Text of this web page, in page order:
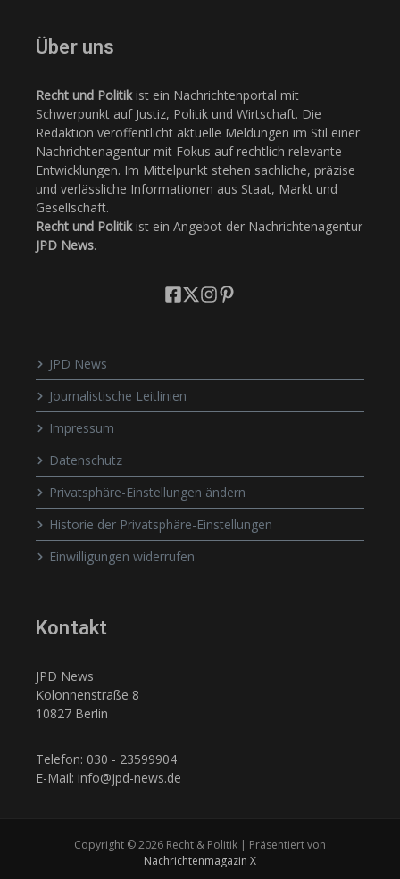
Über uns
Recht und Politikist ein Nachrichtenportal mit
Schwerpunkt auf Justiz, Politik und Wirtschaft. Die
Redaktion veröffentlicht aktuelle Meldungen im Stil einer
Nachrichtenagentur mit Fokus auf rechtlich relevante
Entwicklungen. Im Mittelpunkt stehen sachliche, präzise
und verlässliche Informationen aus Staat, Markt und
Gesellschaft.
Recht und Politikist ein Angebot der Nachrichtenagentur
JPD News.
JPD News
Journalistische Leitlinien
Impressum
Datenschutz
Privatsphäre-Einstellungen ändern
Historie der Privatsphäre-Einstellungen
Einwilligungen widerrufen
Kontakt
JPD News
Kolonnenstraße 8
10827 Berlin
Telefon: 030 - 23599904
E-Mail: info@jpd-news.de
Copyright © 2026 Recht & Politik | Präsentiert von
Nachrichtenmagazin X